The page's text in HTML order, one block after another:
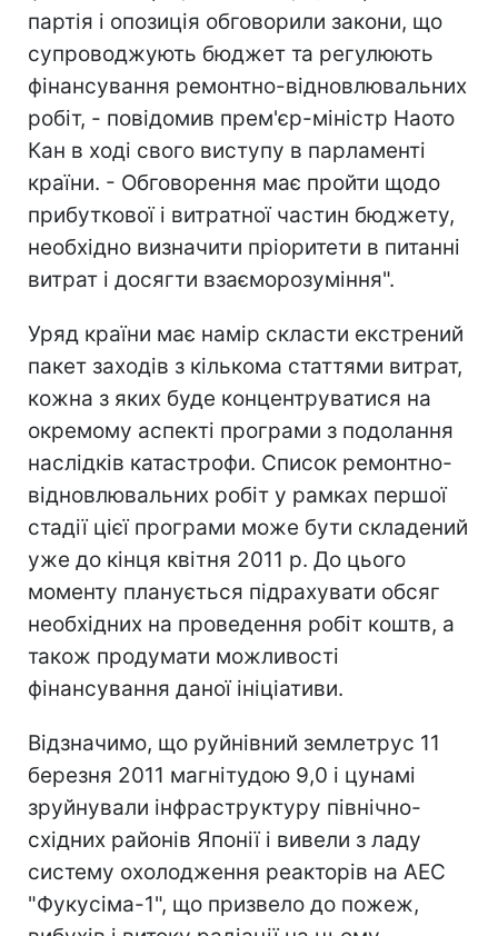
партія і опозиція обговорили закони, що
супроводжують бюджет та регулюють
фінансування ремонтно-відновлювальних
робіт, - повідомив прем'єр-міністр Наото
Кан в ході свого виступу в парламенті
країни. - Обговорення має пройти щодо
прибуткової і витратної частин бюджету,
необхідно визначити пріоритети в питанні
витрат і досягти взаєморозуміння".
Уряд країни має намір скласти екстрений
пакет заходів з кількома статтями витрат,
кожна з яких буде концентруватися на
окремому аспекті програми з подолання
наслідків катастрофи. Список ремонтно-
відновлювальних робіт у рамках першої
стадії цієї програми може бути складений
уже до кінця квітня 2011 р. До цього
моменту планується підрахувати обсяг
необхідних на проведення робіт коштв, а
також продумати можливості
фінансування даної ініціативи.
Відзначимо, що руйнівний землетрус 11
березня 2011 магнітудою 9,0 і цунамі
зруйнували інфраструктуру північно-
східних районів Японії і вивели з ладу
систему охолодження реакторів на АЕС
"Фукусіма-1", що призвело до пожеж,